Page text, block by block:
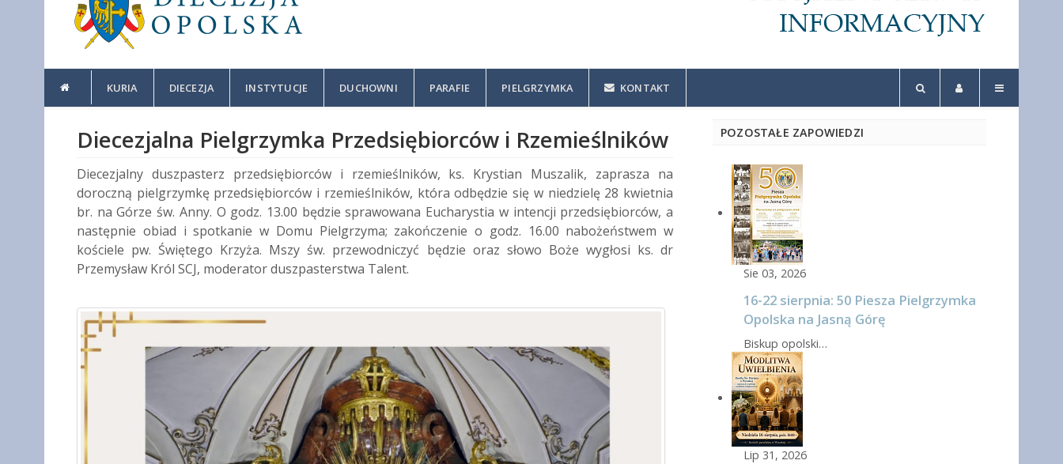
KURIA DIECEZJA INSTYTUCJE DUCHOWNI PARAFIE PIELGRZYMKA KONTAKT
Diecezjalna Pielgrzymka Przedsiębiorców i Rzemieślników
Diecezjalny duszpasterz przedsiębiorców i rzemieślników, ks. Krystian Muszalik, zaprasza na
doroczną pielgrzymkę przedsiębiorców i rzemieślników, która odbędzie się w niedzielę 28 kwietnia
br. na Górze św. Anny. O godz. 13.00 będzie sprawowana Eucharystia w intencji przedsiębiorców, a
następnie obiad i spotkanie w Domu Pielgrzyma; zakończenie o godz. 16.00 nabożeństwem w
kościele pw. Świętego Krzyża. Mszy św. przewodniczyć będzie oraz słowo Boże wygłosi ks. dr
Przemysław Król SCJ, moderator duszpasterstwa Talent.
POZOSTAŁE ZAPOWIEDZI
Sie 03, 2026
16-22 sierpnia: 50 Piesza Pielgrzymka
Opolska na Jasną Górę
Biskup opolski…
Lip 31, 2026